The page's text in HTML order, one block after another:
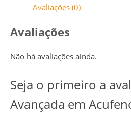
Avaliações (0)
Avaliações
Não há avaliações ainda.
Seja o primeiro a
Avançada em